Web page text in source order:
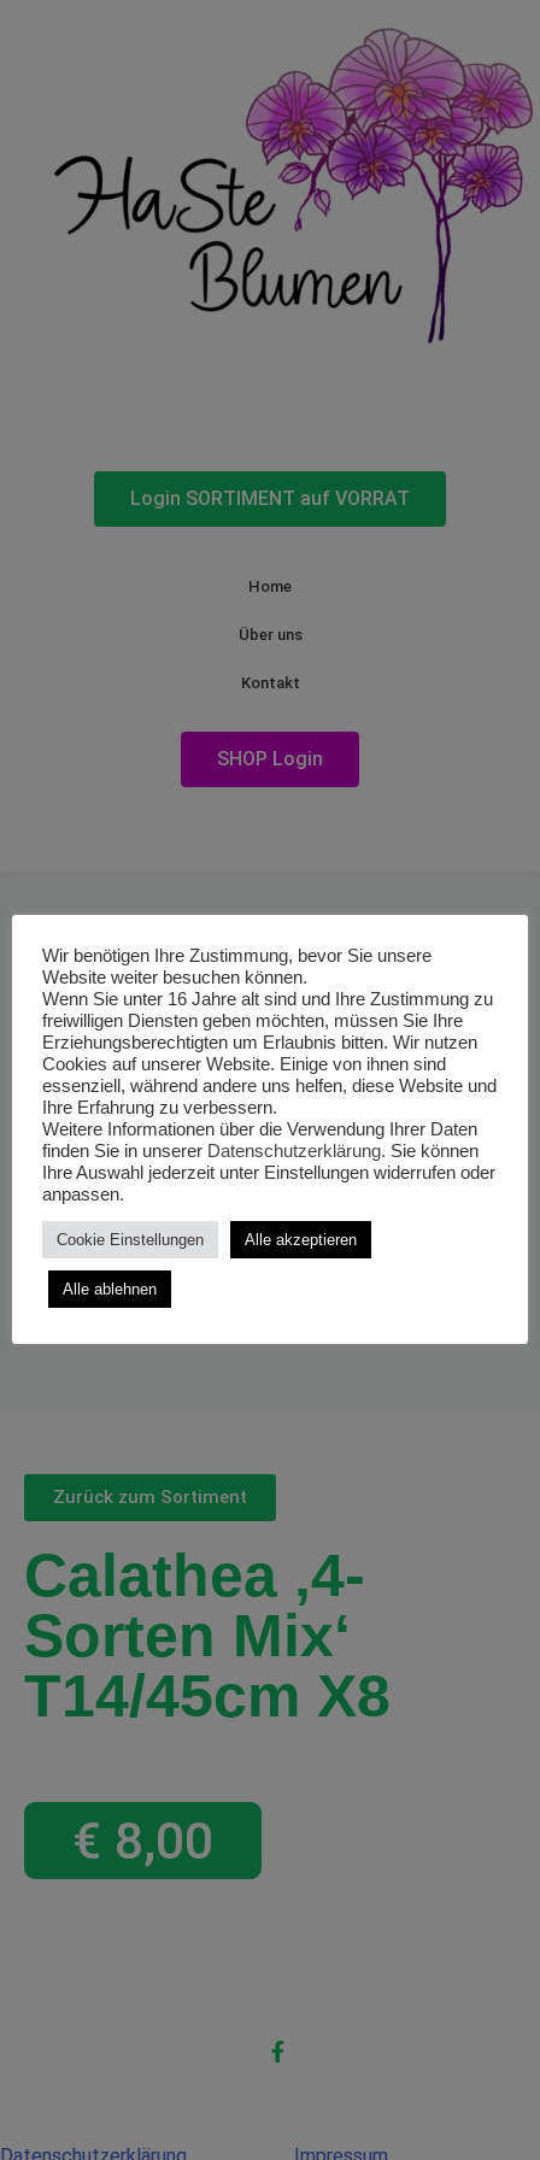
Login SORTIMENT auf VORRAT
Home
Über uns
Kontakt
SHOP Login
Zurück zum Sortiment
Calathea ‚4-
Sorten Mix‘
T14/45cm X8
€ 8,00
Wir benötigen Ihre Zustimmung, bevor Sie unsere
Website weiter besuchen können.
Wenn Sie unter 16 Jahre alt sind und Ihre Zustimmung zu
freiwilligen Diensten geben möchten, müssen Sie Ihre
Erziehungsberechtigten um Erlaubnis bitten. Wir nutzen
Cookies auf unserer Website. Einige von ihnen sind
essenziell, während andere uns helfen, diese Website und
Ihre Erfahrung zu verbessern.
Weitere Informationen über die Verwendung Ihrer Daten
finden Sie in unserer Datenschutzerklärung. Sie können
Ihre Auswahl jederzeit unter Einstellungen widerrufen oder
anpassen.
Cookie Einstellungen Alle akzeptieren
Alle ablehnen